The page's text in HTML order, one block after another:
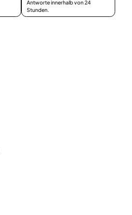
Antworte innerhalb von 24
Stunden.